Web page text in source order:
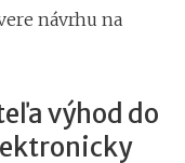
návrhu na
výhod do